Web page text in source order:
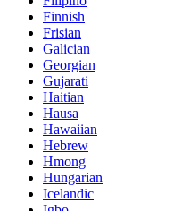
Finnish
Frisian
Galician
Georgian
Gujarati
Haitian
Hausa
Hawaiian
Hebrew
Hmong
Hungarian
Icelandic